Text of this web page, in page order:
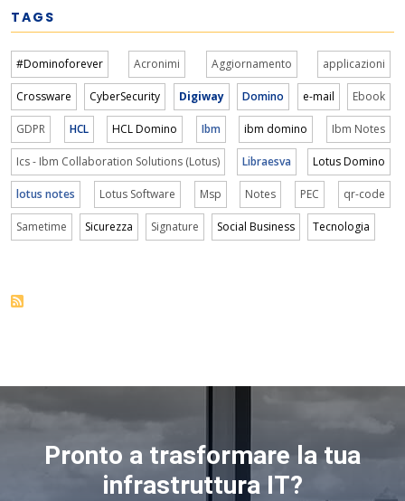
TAGS
#Dominoforever Acronimi Aggiornamento applicazioni
Crossware CyberSecurity Digiway Domino e-mail Ebook
GDPR HCL HCL Domino Ibm ibm domino Ibm Notes
Ics - Ibm Collaboration Solutions (Lotus) Libraesva Lotus Domino
lotus notes Lotus Software Msp Notes PEC qr-code
Sametime Sicurezza Signature Social Business Tecnologia
Pronto a trasformare la tua
infrastruttura IT?